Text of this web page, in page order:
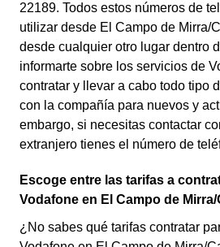
22189. Todos estos números de
utilizar desde El Campo de Mirra/
desde cualquier otro lugar dentro
informarte sobre los servicios de
contratar y llevar a cabo todo tipo
con la compañía para nuevos y
embargo, si necesitas contactar
extranjero tienes el número de
Escoge entre las tarifas a
Vodafone en El Campo de
¿No sabes qué tarifas contratar